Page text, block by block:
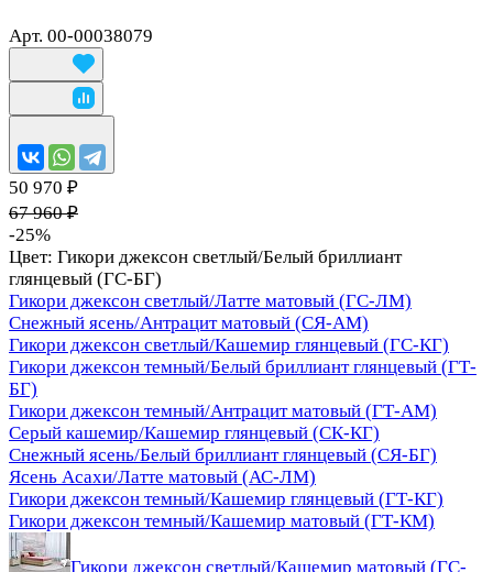
Арт. 00-00038079
50 970 ₽
67 960 ₽
-25%
Цвет: Гикори джексон светлый/Белый бриллиант
глянцевый (ГС-БГ)
Гикори джексон светлый/Латте матовый (ГС-ЛМ)
Снежный ясень/Антрацит матовый (СЯ-АМ)
Гикори джексон светлый/Кашемир глянцевый (ГС-КГ)
Гикори джексон темный/Белый бриллиант глянцевый (ГТ-
БГ)
Гикори джексон темный/Антрацит матовый (ГТ-АМ)
Серый кашемир/Кашемир глянцевый (СК-КГ)
Снежный ясень/Белый бриллиант глянцевый (СЯ-БГ)
Ясень Асахи/Латте матовый (АС-ЛМ)
Гикори джексон темный/Кашемир глянцевый (ГТ-КГ)
Гикори джексон темный/Кашемир матовый (ГТ-КМ)
Гикори джексон светлый/Кашемир матовый (ГС-